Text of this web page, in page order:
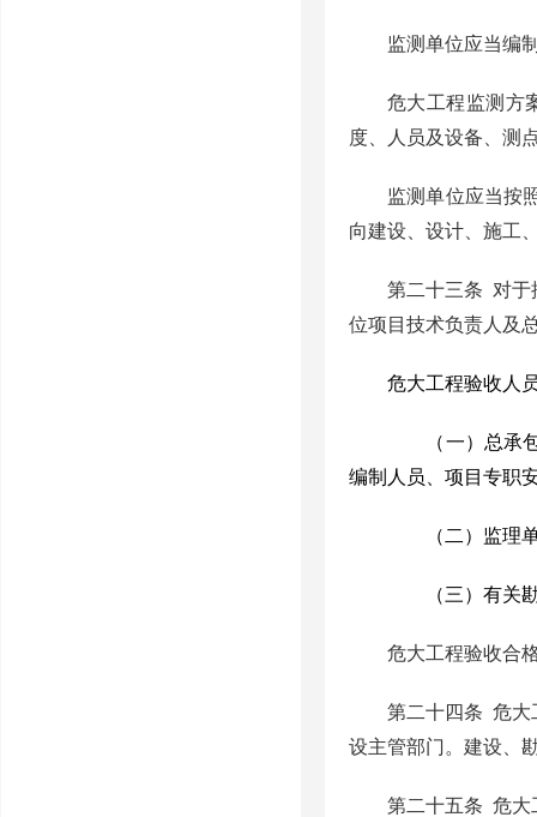
监测单位应当编
危大工程监测方
度、人员及设备、测
监测单位应当按
向建设、设计、施工
第二十三条 对于
位项目技术负责人及
危大工程验收人
（一）总承包
编制人员、项目专职
（二）监理单
（三）有关勘
危大工程验收合
第二十四条 危大
设主管部门。建设、
第二十五条 危大